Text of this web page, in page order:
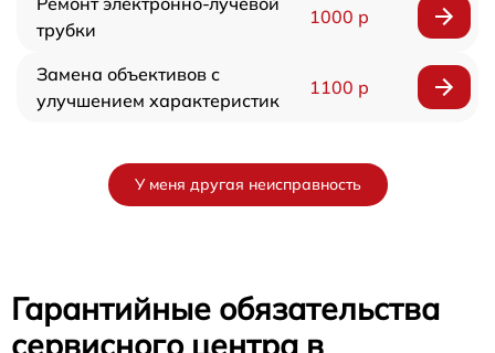
трубки
1000 р
Замена объективов с
улучшением характеристик
1100 р
У меня другая неисправность
Гарантийные обязательства
сервисного центра в